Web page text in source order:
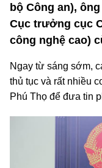
bộ Công an),
Cục trưởng cục
công nghệ cao)
Ngay từ sáng sớm,
thủ tục và rất nhiều
Phú Thọ để đưa tin